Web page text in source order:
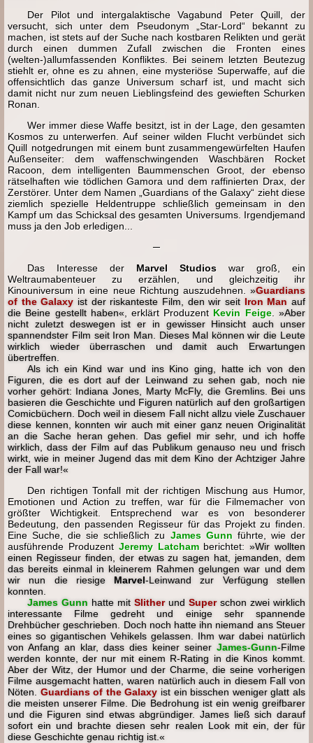
Der Pilot und intergalaktische Vagabund Peter Quill, der
versucht, sich unter dem Pseudonym „Star-Lord“ bekannt zu
machen, ist stets auf der Suche nach kostbaren Relikten und gerät
durch einen dummen Zufall zwischen die Fronten eines
(welten-)allumfassenden Konfliktes. Bei seinem letzten Beutezug
stiehlt er, ohne es zu ahnen, eine mysteriöse Superwaffe, auf die
offensichtlich das ganze Universum scharf ist, und macht sich
damit nicht nur zum neuen Lieblingsfeind des gewieften Schurken
Ronan.
Wer immer diese Waffe besitzt, ist in der Lage, den gesamten
Kosmos zu unterwerfen. Auf seiner wilden Flucht verbündet sich
Quill notgedrungen mit einem bunt zusammengewürfelten Haufen
Außenseiter: dem waffenschwingenden Waschbären Rocket
Racoon, dem intelligenten Baummenschen Groot, der ebenso
rätselhaften wie tödlichen Gamora und dem raffinierten Drax, der
Zerstörer. Unter dem Namen „Guardians of the Galaxy“ zieht diese
ziemlich spezielle Heldentruppe schließlich gemeinsam in den
Kampf um das Schicksal des gesamten Universums. Irgendjemand
muss ja den Job erledigen...
─
Das Interesse der Marvel Studioswar groß, ein
Weltraumabenteuer zu erzählen, und gleichzeitig ihr
Kinouniversum in eine neue Richtung auszudehnen. »Guardians
of the Galaxy ist der riskanteste Film, den wir seit Iron Man auf
die Beine gestellt haben« , erklärt Produzent Kevin Feige. »Aber
nicht zuletzt deswegen ist er in gewisser Hinsicht auch unser
spannendster Film seit Iron Man. Dieses Mal können wir die Leute
wirklich wieder überraschen und damit auch Erwartungen
übertreffen.
Als ich ein Kind war und ins Kino ging, hatte ich von den
Figuren, die es dort auf der Leinwand zu sehen gab, noch nie
vorher gehört: Indiana Jones, Marty McFly, die Gremlins. Bei uns
basieren die Geschichte und Figuren natürlich auf den großartigen
Comicbüchern. Doch weil in diesem Fall nicht allzu viele Zuschauer
diese kennen, konnten wir auch mit einer ganz neuen Originalität
an die Sache heran gehen. Das gefiel mir sehr, und ich hoffe
wirklich, dass der Film auf das Publikum genauso neu und frisch
wirkt, wie in meiner Jugend das mit dem Kino der Achtziger Jahre
der Fall war!«
Den richtigen Tonfall mit der richtigen Mischung aus Humor,
Emotionen und Action zu treffen, war für die Filmemacher von
größter Wichtigkeit. Entsprechend war es von besonderer
Bedeutung, den passenden Regisseur für das Projekt zu finden.
Eine Suche, die sie schließlich zu James Gunn führte, wie der
ausführende Produzent Jeremy Latchamberichtet:»Wir wollten
einen Regisseur finden, der etwas zu sagen hat, jemanden, dem
das bereits einmal in kleinerem Rahmen gelungen war und dem
wir nun die riesigeMarvel-Leinwand zur Verfügung stellen
konnten.
James Gunn hatte mitSlitherund Superschon zwei wirklich
interessante Filme gedreht und einige sehr spannende
Drehbücher geschrieben. Doch noch hatte ihn niemand ans Steuer
eines so gigantischen Vehikels gelassen. Ihm war dabei natürlich
von Anfang an klar, dass dies keiner seiner James-Gunn-Filme
werden konnte, der nur mit einem R-Rating in die Kinos kommt.
Aber der Witz, der Humor und der Charme, die seine vorherigen
Filme ausgemacht hatten, waren natürlich auch in diesem Fall von
Nöten. Guardians of the Galaxy ist ein bisschen weniger glatt als
die meisten unserer Filme. Die Bedrohung ist ein wenig greifbarer
und die Figuren sind etwas abgründiger. James ließ sich darauf
sofort ein und brachte diesen sehr realen Look mit ein, der für
diese Geschichte genau richtig ist.«